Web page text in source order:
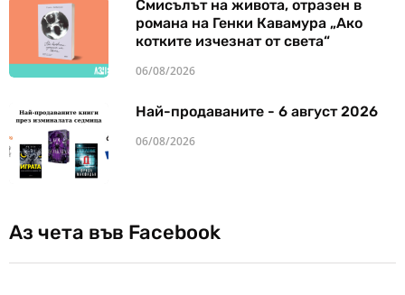
Смисълът на живота, отразен в
романа на Генки Кавамура „Ако
котките изчезнат от света“
06/08/2026
Най-продаваните - 6 август 2026
06/08/2026
Аз чета във Facebook